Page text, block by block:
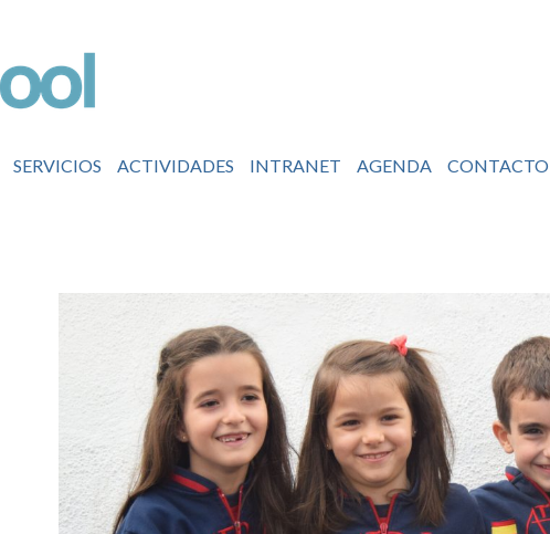
SERVICIOS ACTIVIDADES INTRANET AGENDA CONTACTO